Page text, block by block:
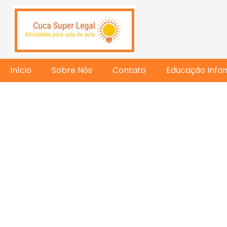
Início Sobre Nós Contato Educação